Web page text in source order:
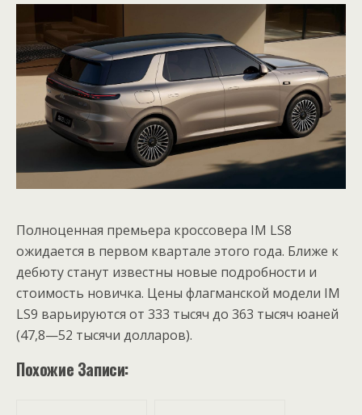
Полноценная премьера кроссовера IM LS8
ожидается в первом квартале этого года. Ближе к
дебюту станут известны новые подробности и
стоимость новичка. Цены флагманской модели IM
LS9 варьируются от 333 тысяч до 363 тысяч юаней
(47,8—52 тысячи долларов).
Похожие Записи: